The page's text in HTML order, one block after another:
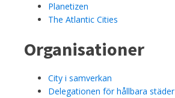
Planetizen
The Atlantic Cities
Organisationer
City i samverkan
Delegationen för hållbara städer